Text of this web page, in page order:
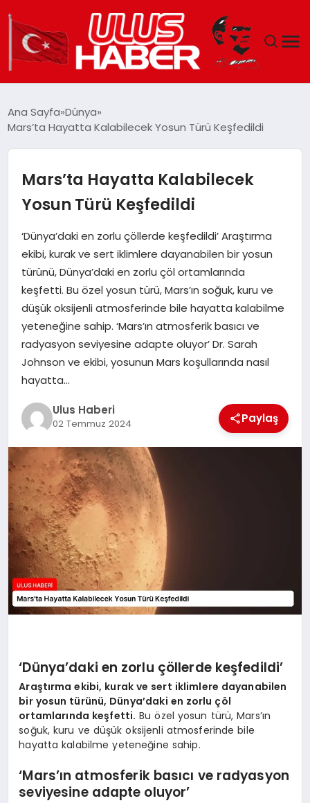
EKONOMI
SIYASET
TEKNOLOJI
MAGAZIN
SPOR
YAŞAM
Ana Sayfa Dünya
Mars’ta Hayatta Kalabilecek Yosun Türü Keşfedildi
Mars’ta Hayatta Kalabilecek
Yosun Türü Keşfedildi
‘Dünya’daki en zorlu çöllerde keşfedildi’ Araştırma
ekibi, kurak ve sert iklimlere dayanabilen bir yosun
türünü, Dünya’daki en zorlu çöl ortamlarında
keşfetti. Bu özel yosun türü, Mars’ın soğuk, kuru ve
düşük oksijenli atmosferinde bile hayatta kalabilme
yeteneğine sahip. ‘Mars’ın atmosferik basıcı ve
radyasyon seviyesine adapte oluyor’ Dr. Sarah
Johnson ve ekibi, yosunun Mars koşullarında nasıl
hayatta…
Ulus Haberi
02 Temmuz 2024 Paylaş
‘Dünya’daki en zorlu çöllerde keşfedildi’
Araştırma ekibi, kurak ve sert iklimlere dayanabilen
bir yosun türünü, Dünya’daki en zorlu çöl
ortamlarında keşfetti. Bu özel yosun türü, Mars’ın
soğuk, kuru ve düşük oksijenli atmosferinde bile
hayatta kalabilme yeteneğine sahip.
‘Mars’ın atmosferik basıcı ve radyasyon
seviyesine adapte oluyor’